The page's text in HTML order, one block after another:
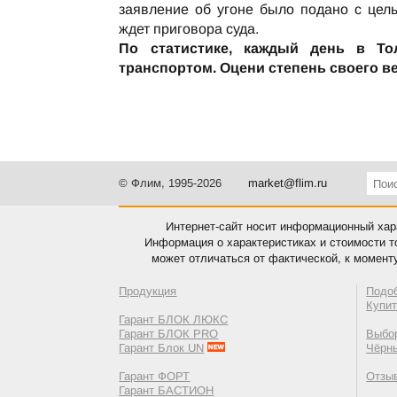
заявление об угоне было подано с
ждет приговора суда.
По статистике, каждый день в
транспортом. Оцени степень своего
© Флим, 1995-2026 market@flim.ru
Интернет-сайт носит информационный
Информация о характеристиках и стоимости
может отличаться от фактической, к
Продукция
Гарант БЛОК ЛЮКС
Гарант БЛОК PRO
Гарант Блок UN
Гарант ФОРТ
Гарант БАСТИОН